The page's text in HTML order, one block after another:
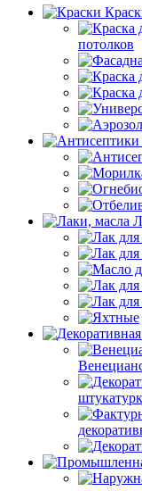
потолков